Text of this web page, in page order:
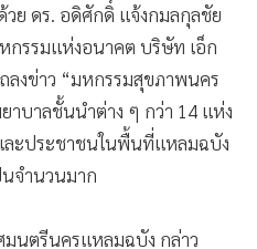
ย ดร. อดิศักดิ์ แจ้งกมลกุลชัย
กรรมแห่งอนาคต บริษัท เอ็ก
งข่าว “มหกรรมสุขภาพนคร
าบาลชั้นนำต่าง ๆ กว่า 14 แห่ง
ะประชาชนในพื้นที่แหลมฉบัง
นจำนวนมาก
นตรีนครแหลมฉบัง กล่าว